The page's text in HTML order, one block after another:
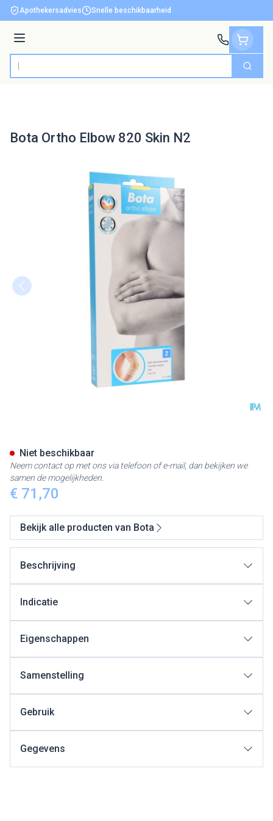
Ga naar de inhoud
Apothekersadvies Snelle beschikbaarheid
Menu
Product, merk, categorie... Zoek
Bota Ortho Elbow 820 Skin N2
€ 71,70
Niet beschikbaar
Neem contact op met ons via telefoon of e-mail, dan bekijken we
samen de mogelijkheden.
Bekijk alle producten van Bota
Beschrijving
Indicatie
Eigenschappen
Samenstelling
Gebruik
Gegevens